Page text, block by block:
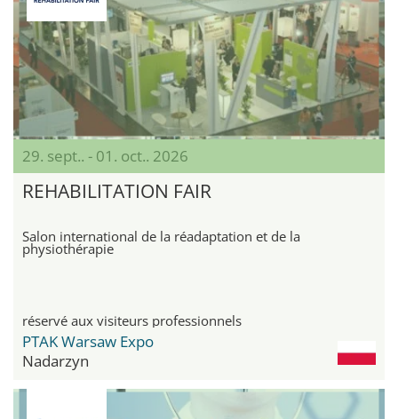
29. sept.. - 01. oct.. 2026
REHABILITATION FAIR
Salon international de la réadaptation et de la
physiothérapie
réservé aux visiteurs professionnels
PTAK Warsaw Expo
Nadarzyn